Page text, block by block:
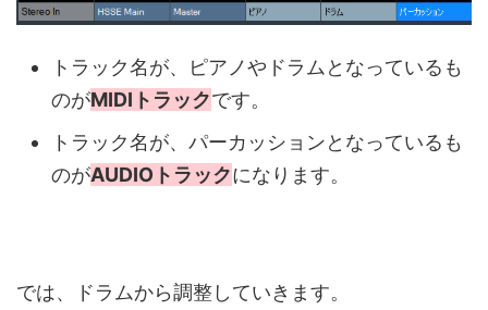
トラック名が、ピアノやドラムとなっているも
のがMIDIトラックです。
トラック名が、パーカッションとなっているも
のがAUDIOトラックになります。
では、ドラムから調整していきます。